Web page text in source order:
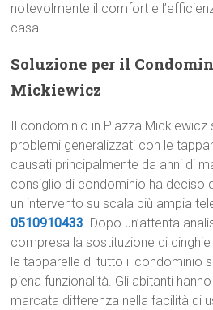
notevolmente il comfort e
casa.
Soluzione per il
Mickiewicz
Il condominio in Piazza
problemi generalizzati con le
causati principalmente da anni di
consiglio di condominio ha deciso
un intervento su scala più ampia
0510910433. Dopo un’attenta
compresa la sostituzione di cinghie
le tapparelle di tutto il condominio
piena funzionalità. Gli abitanti
marcata differenza nella facilità di